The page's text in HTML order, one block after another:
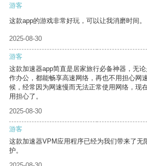
游客
这款app的游戏非常好玩，可以让我消磨时间。
2025-08-30
游客
这款加速器app简直是居家旅行必备神器，无
作办公，都能畅享高速网络，再也不用担心网
候，经常因为网速慢而无法正常使用网络，现
用担心了。
2025-08-30
游客
这款加速器VPM应用程序已经为我们带来了无
护。